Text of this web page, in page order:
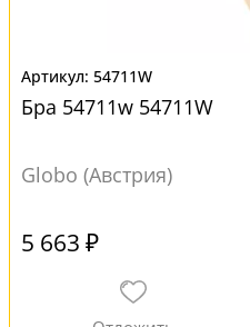
54711W
Бра 54711w 54711W
Globo (Австрия)
5 663 ₽